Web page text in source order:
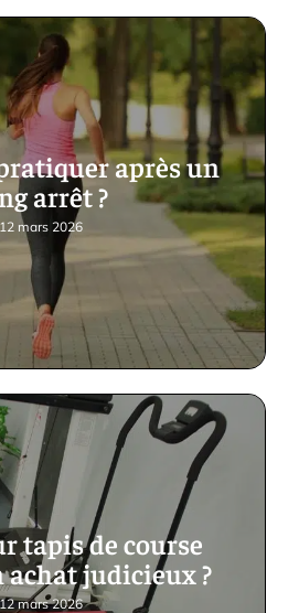
après un
arrêt ?
12 mars 2026
tapis de course
judicieux ?
12 mars 2026